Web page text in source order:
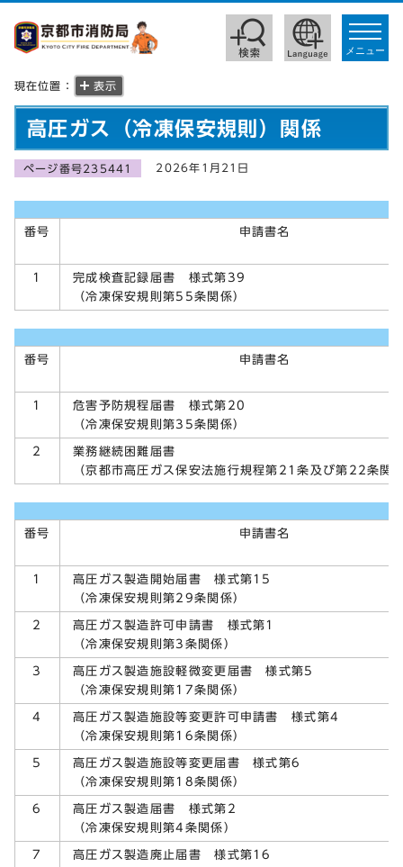
toggle
メニュー
現在位置： 表示
高圧ガス（冷凍保安規則）関係
ページ番号235441 2026年1月21日
番号 申請書名
1
完成検査記録届書 様式第39
（冷凍保安規則第55条関係）
番号 申請書名
1
危害予防規程届書 様式第20
（冷凍保安規則第35条関係）
2
業務継続困難届書
（京都市高圧ガス保安法施行規程第21条及び第22条関
番号 申請書名
1
高圧ガス製造開始届書 様式第15
（冷凍保安規則第29条関係）
2
高圧ガス製造許可申請書 様式第1
（冷凍保安規則第3条関係）
3
高圧ガス製造施設軽微変更届書 様式第5
（冷凍保安規則第17条関係）
4
高圧ガス製造施設等変更許可申請書 様式第4
（冷凍保安規則第16条関係）
5
高圧ガス製造施設等変更届書 様式第6
（冷凍保安規則第18条関係）
6
高圧ガス製造届書 様式第2
（冷凍保安規則第4条関係）
7
高圧ガス製造廃止届書 様式第16